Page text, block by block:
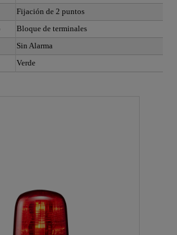
Fijación de 2 puntos
Bloque de terminales
Sin Alarma
Verde